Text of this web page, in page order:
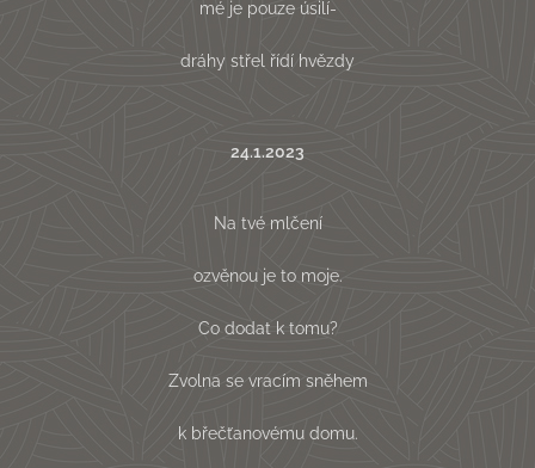
mé je pouze úsilí-
dráhy střel řídí hvězdy
24.1.2023
Na tvé mlčení
ozvěnou je to moje.
Co dodat k tomu?
Zvolna se vracím sněhem
k břečťanovému domu.